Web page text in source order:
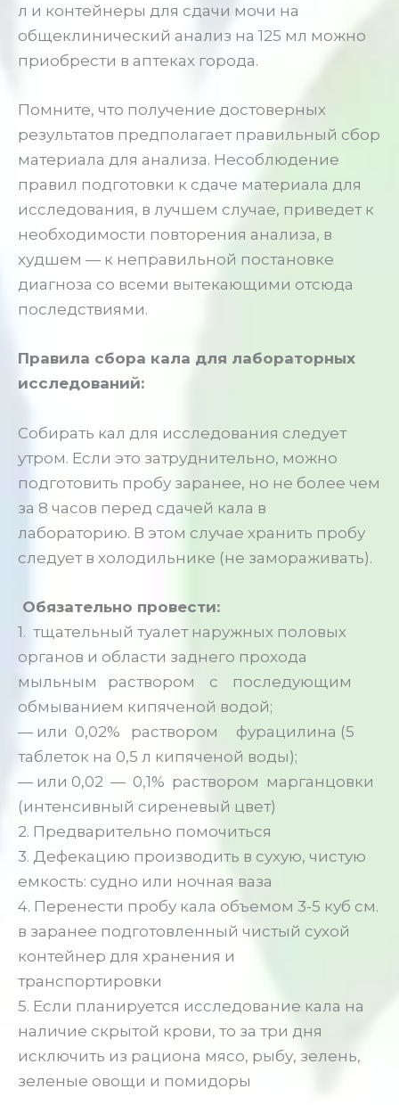
л и контейнеры для сдачи мочи на
общеклинический анализ на 125 мл можно
приобрести в аптеках города.
Помните, что получение достоверных
результатов предполагает правильный сбор
материала для анализа. Несоблюдение
правил подготовки к сдаче материала для
исследования, в лучшем случае, приведет к
необходимости повторения анализа, в
худшем — к неправильной постановке
диагноза со всеми вытекающими отсюда
последствиями.
Правила сбора кала для лабораторных
исследований:
Собирать кал для исследования следует
утром. Если это затруднительно, можно
подготовить пробу заранее, но не более чем
за 8 часов перед сдачей кала в
лабораторию. В этом случае хранить пробу
следует в холодильнике (не замораживать).
Обязательно провести:
1. тщательный туалет наружных половых
органов и области заднего прохода
мыльным раствором с последующим
обмыванием кипяченой водой;
— или 0,02% раствором фурацилина (5
таблеток на 0,5 л кипяченой воды);
— или 0,02 — 0,1% раствором марганцовки
(интенсивный сиреневый цвет)
2. Предварительно помочиться
3. Дефекацию производить в сухую, чистую
емкость: судно или ночная ваза
4. Перенести пробу кала объемом 3-5 куб см.
в заранее подготовленный чистый сухой
контейнер для хранения и
транспортировки
5. Если планируется исследование кала на
наличие скрытой крови, то за три дня
исключить из рациона мясо, рыбу, зелень,
зеленые овощи и помидоры